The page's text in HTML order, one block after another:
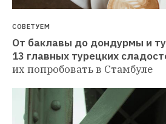
СОВЕТУЕМ
От баклавы до дондурмы и
13 главных турецких
их попробовать в Стамбуле